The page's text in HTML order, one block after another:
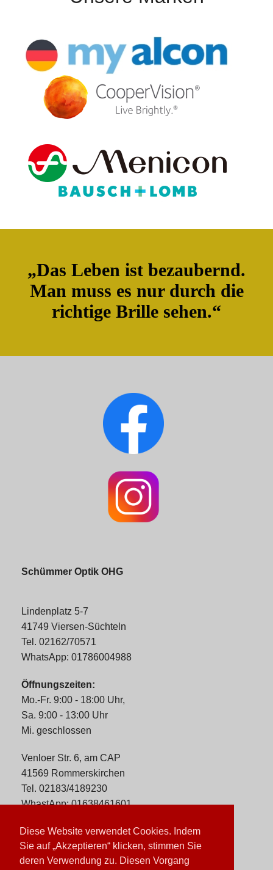
Diese Website verwendet Cookies. Indem
Sie auf „Akzeptieren“ klicken, stimmen Sie
deren Verwendung zu. Diesen Vorgang
„Das Leben ist bezaubernd.
Man muss es nur durch die
richtige Brille sehen.“
Schümmer Optik OHG
Lindenplatz 5-7
41749 Viersen-Süchteln
Tel. 02162/70571
WhatsApp: 01786004988
Öffnungszeiten:
Mo.-Fr. 9:00 - 18:00 Uhr,
Sa. 9:00 - 13:00 Uhr
Mi. geschlossen
Venloer Str. 6, am CAP
41569 Rommerskirchen
Tel. 02183/4189230
WhastApp: 01638461601
Öffnungszeiten:
Mo.-Fr. 9:00 - 18:00 Uhr,
Sa. 9:00 - 14:00 Uhr